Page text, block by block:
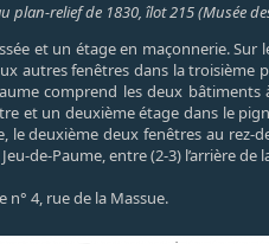
plan-relief de 1830, îlot 215 (Musée
et un étage en maçonnerie.
autres fenêtres dans la
comprend les deux
et un deuxième étage dans le
le deuxième deux fenêtres au
de-Paume, entre (2-3) l’arrière
n° 4, rue de la Massue.